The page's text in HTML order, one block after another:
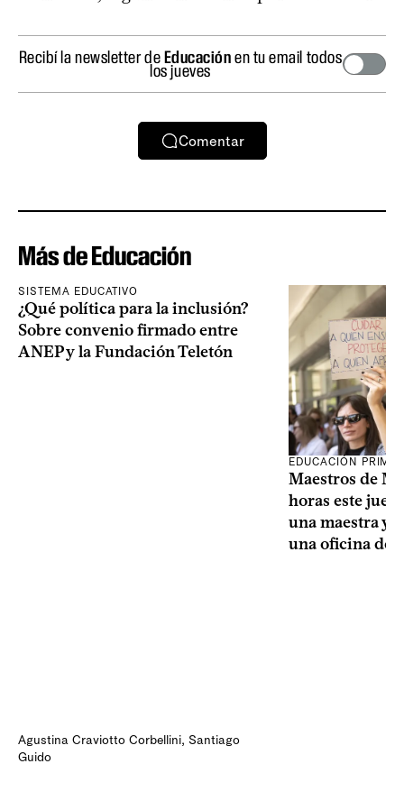
Recibí la newsletter deEducaciónen tu email todos
los jueves
Comentar
Más de Educación
SISTEMA EDUCATIVO
¿Qué política para la inclusión?
Sobre convenio firmado entre
ANEP y la Fundación Teletón
Agustina Craviotto Corbellini, Santiago
Guido
EDUCACIÓN
Maestros de
horas este
una maestra y
una oficina de